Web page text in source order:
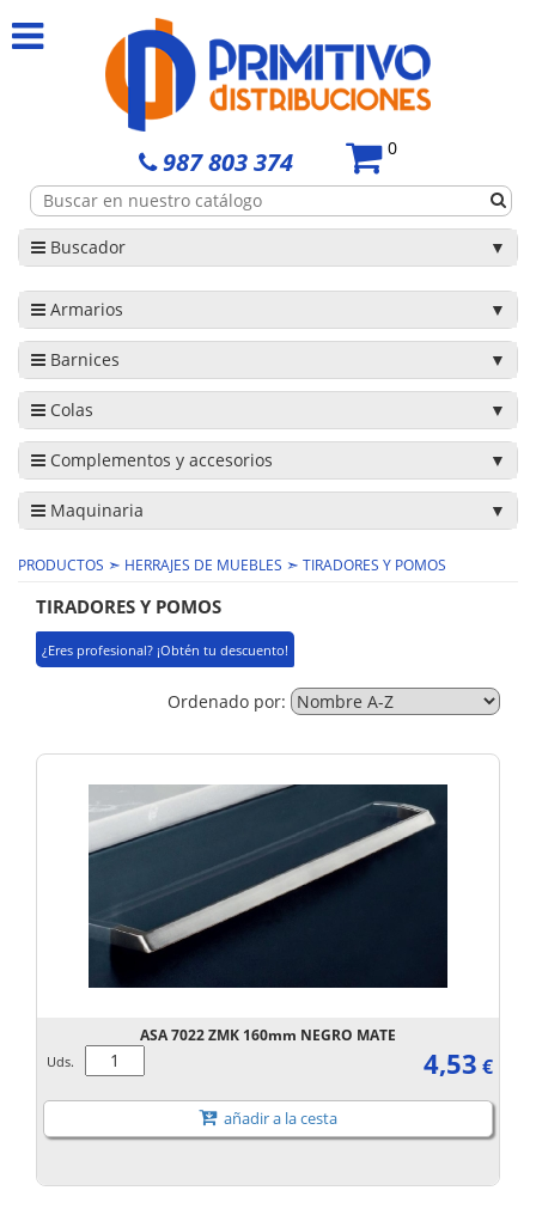
987 803 374 0
Buscador
Armarios
Barnices
Colas
Complementos y accesorios
Maquinaria
PRODUCTOS ➣ HERRAJES DE MUEBLES ➣ TIRADORES Y POMOS
TIRADORES Y POMOS
¿Eres profesional? ¡Obtén tu descuento!
Ordenado por:
ASA 7022 ZMK 160mm NEGRO MATE
Uds. 4,53 €
añadir a la cesta